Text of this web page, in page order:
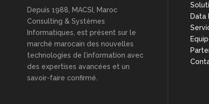
Depuis 1988, MACSI, Maroc
Consulting & Systèmes
Informatiques, est présent sur le
marché marocain des nouvelles
technologies de l’information avec
des expertises avancées et un
savoir-faire confirmé.
Data